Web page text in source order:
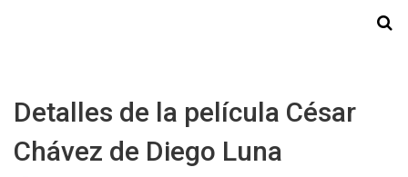
Detalles de la película César
Chávez de Diego Luna